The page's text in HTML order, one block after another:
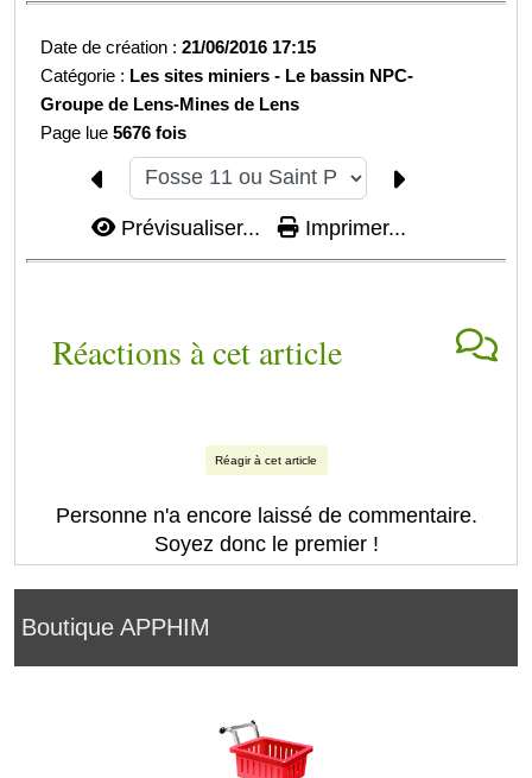
Boutique APPHIM
Date de création :21/06/2016 17:15
Catégorie : Les sites miniers - Le bassin NPC-
Groupe de Lens-Mines de Lens
Page lue5676 fois
Prévisualiser... Imprimer...
Réactions à cet article
Réagir à cet article
Personne n'a encore laissé de commentaire.
Soyez donc le premier !